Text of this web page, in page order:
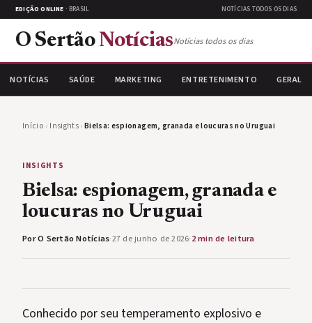
EDIÇÃO ONLINE · BRASIL NOTÍCIAS TODOS OS DIAS
O Sertão NotíciasNotícias todos os dias
NOTÍCIAS SAÚDE MARKETING ENTRETENIMENTO GERAL
Início › Insights›Bielsa: espionagem, granada e loucuras no Uruguai
INSIGHTS
Bielsa: espionagem, granada e
loucuras no Uruguai
Por O Sertão Notícias·27 de junho de 2026·2 min de leitura
Conhecido por seu temperamento explosivo e